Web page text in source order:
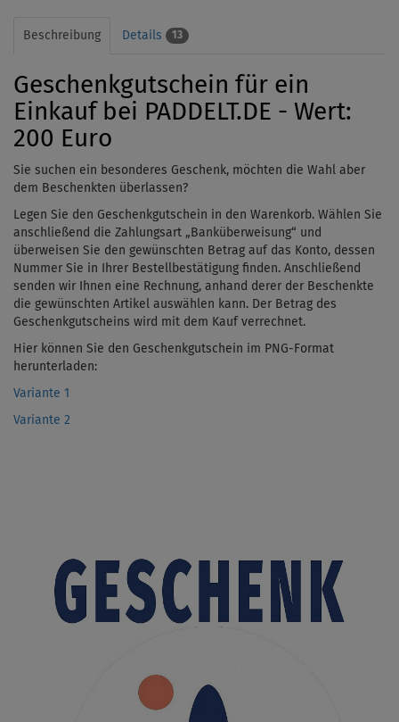
Beschreibung Details 13
Geschenkgutschein für ein
Einkauf bei PADDELT.DE - Wert:
200 Euro
Sie suchen ein besonderes Geschenk, möchten die Wahl aber
dem Beschenkten überlassen?
Legen Sie den Geschenkgutschein in den Warenkorb. Wählen Sie
anschließend die Zahlungsart „Banküberweisung“ und
überweisen Sie den gewünschten Betrag auf das Konto, dessen
Nummer Sie in Ihrer Bestellbestätigung finden. Anschließend
senden wir Ihnen eine Rechnung, anhand derer der Beschenkte
die gewünschten Artikel auswählen kann. Der Betrag des
Geschenkgutscheins wird mit dem Kauf verrechnet.
Hier können Sie den Geschenkgutschein im PNG-Format
herunterladen:
Variante 1
Variante 2